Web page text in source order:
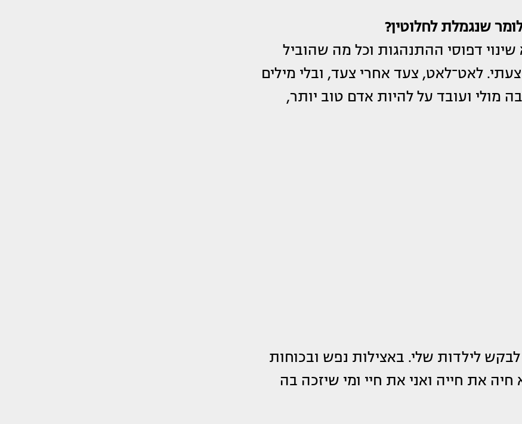
שנגמלת לחלוטין?
דפוסי ההתנהגות וכל מה שהוביל
לאט־לאט, צעד אחרי צעד, ובלי מילים
מולי ועובד על להיות אדם טוב יותר,
לילדות שלי. באצילות נפש ובכוחות
את חייה ואני את חיי ומי שיזכה בה